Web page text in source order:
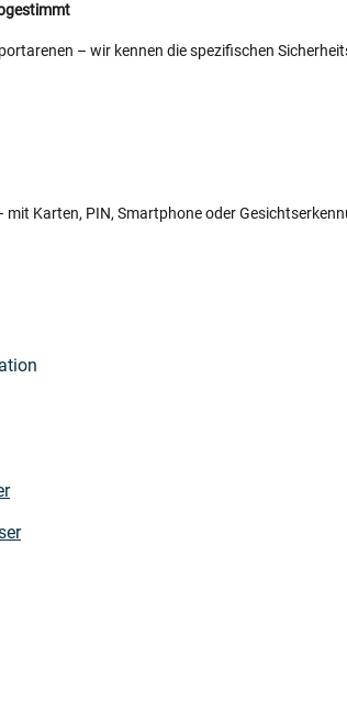
– wir kennen die spezifischen
mit Karten, PIN, Smartphone oder